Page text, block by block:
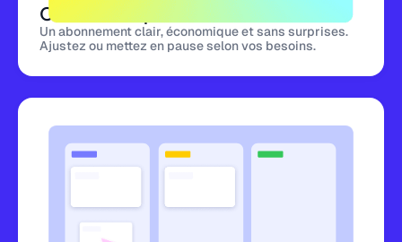
Coût fixe et prévisible
Un abonnement clair, économique et sans surprises.
Ajustez ou mettez en pause selon vos besoins.